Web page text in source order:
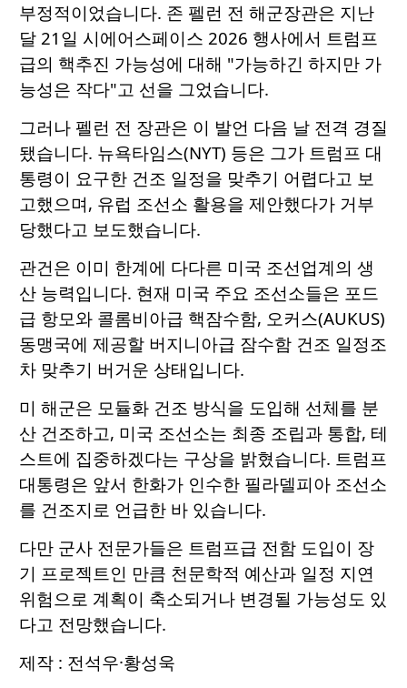
부정적이었습니다. 존 펠런 전 해군장관은 지난
달 21일 시에어스페이스 2026 행사에서 트럼프
급의 핵추진 가능성에 대해 "가능하긴 하지만 가
능성은 작다"고 선을 그었습니다.
그러나 펠런 전 장관은 이 발언 다음 날 전격 경질
됐습니다. 뉴욕타임스(NYT) 등은 그가 트럼프 대
통령이 요구한 건조 일정을 맞추기 어렵다고 보
고했으며, 유럽 조선소 활용을 제안했다가 거부
당했다고 보도했습니다.
관건은 이미 한계에 다다른 미국 조선업계의 생
산 능력입니다. 현재 미국 주요 조선소들은 포드
급 항모와 콜롬비아급 핵잠수함, 오커스(AUKUS)
동맹국에 제공할 버지니아급 잠수함 건조 일정조
차 맞추기 버거운 상태입니다.
미 해군은 모듈화 건조 방식을 도입해 선체를 분
산 건조하고, 미국 조선소는 최종 조립과 통합, 테
스트에 집중하겠다는 구상을 밝혔습니다. 트럼프
대통령은 앞서 한화가 인수한 필라델피아 조선소
를 건조지로 언급한 바 있습니다.
다만 군사 전문가들은 트럼프급 전함 도입이 장
기 프로젝트인 만큼 천문학적 예산과 일정 지연
위험으로 계획이 축소되거나 변경될 가능성도 있
다고 전망했습니다.
제작 : 전석우·황성욱